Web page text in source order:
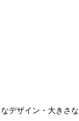
デザイン・大きさな